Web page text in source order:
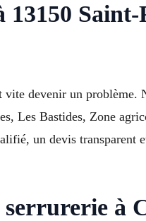
devenir un
Les Bastides, Zone
un devis
à